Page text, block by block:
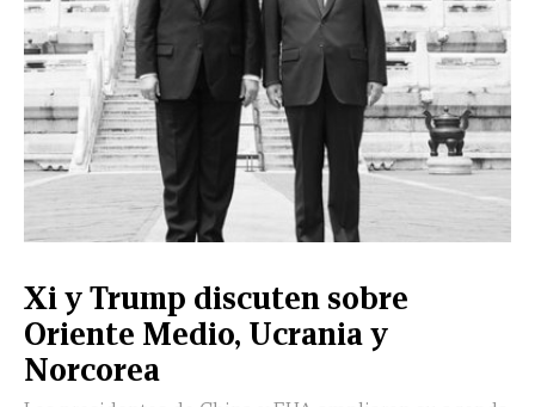
CERRAR
NUEVO
LEÓN
TAMAULIPAS
COAHUILA
NACIONAL
INTERNACIONAL
FINANZAS
OPINIÓN
DEPORTES
ESPECTÁCULOS
TENDENCIA
ESTILO
DE
VIDA
PODCAST
CONTACTO
NEWSLETTER
HEMEROTECA
SUPLEMENTOS
Xi y Trump discuten sobre
Oriente Medio, Ucrania y
Norcorea